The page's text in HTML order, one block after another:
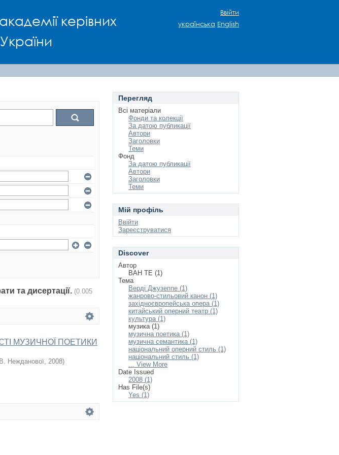
керівних
Ввійти
українська English
та дисертації. (0.005
МУЗИЧНОЇ ПОЕТИКИ
Нежданової, 2008)
Перегляд
Всі матеріали
Фонди та колекції
За датою публикації
Автори
Заголовки
Теми
Фонд
За датою публикації
Автори
Заголовки
Теми
Мій профіль
Ввійти
Зареєструватися
Discover
Автор
ВАН ТЕ (1)
Тема
Верді Джузеппе (1)
жанрово-стильовий канон (1)
західноєвропейська опера (1)
китайський оперний театр (1)
культура (1)
музика (1)
музична поетика (1)
музична семантика (1)
національний оперний стиль (1)
національний стиль (1)
... View More
Date Issued
2008 (1)
Has File(s)
Yes (1)